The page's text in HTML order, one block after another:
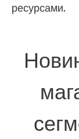
ресурсами.